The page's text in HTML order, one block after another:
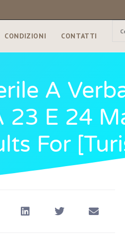
CONDIZIONI CONTATTI
A
23 E 24
For